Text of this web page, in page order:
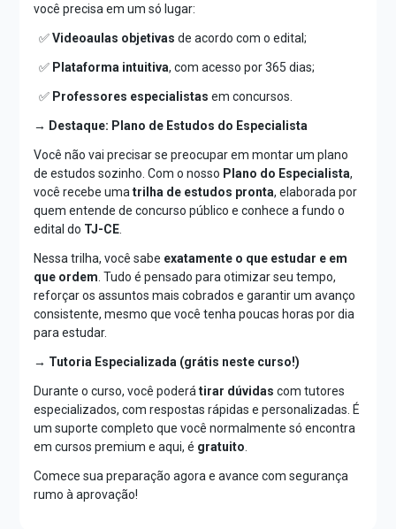
você precisa em um só lugar:
✅Videoaulas objetivasde acordo com o edital;
✅ Plataforma intuitiva, com acesso por 365 dias;
✅ Professores especialistasem concursos.
→ Destaque: Plano de Estudos do Especialista
Você não vai precisar se preocupar em montar um plano
de estudos sozinho. Com o nosso Plano do Especialista,
você recebe uma trilha de estudos pronta, elaborada por
quem entende de concurso público e conhece a fundo o
edital do TJ-CE
Nessa trilha, você sabe exatamente o que estudar e em
que ordem . Tudo é pensado para otimizar seu tempo,
reforçar os assuntos mais cobrados e garantir um avanço
consistente, mesmo que você tenha poucas horas por dia
para estudar.
→ Tutoria Especializada (grátis neste curso!)
Durante o curso, você poderátirar dúvidas com tutores
especializados, com respostas rápidas e personalizadas. É
um suporte completo que você normalmente só encontra
em cursos premium e aqui, é gratuito
Comece sua preparação agora e avance com segurança
rumo à aprovação!